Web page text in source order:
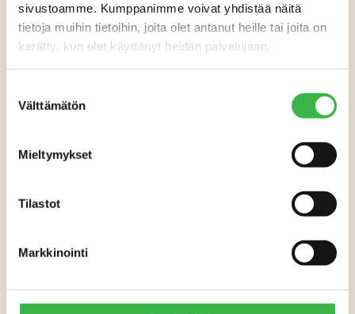
sivustoamme. Kumppanimme voivat yhdistää näitä
tietoja muihin tietoihin, joita olet antanut heille tai joita on
kerätty, kun olet käyttänyt heidän palvelujaan.
valinta
Välttämätön
Mieltymykset
Tilastot
Markkinointi
Joko luomu lähti uuteen
perusteella käänne on